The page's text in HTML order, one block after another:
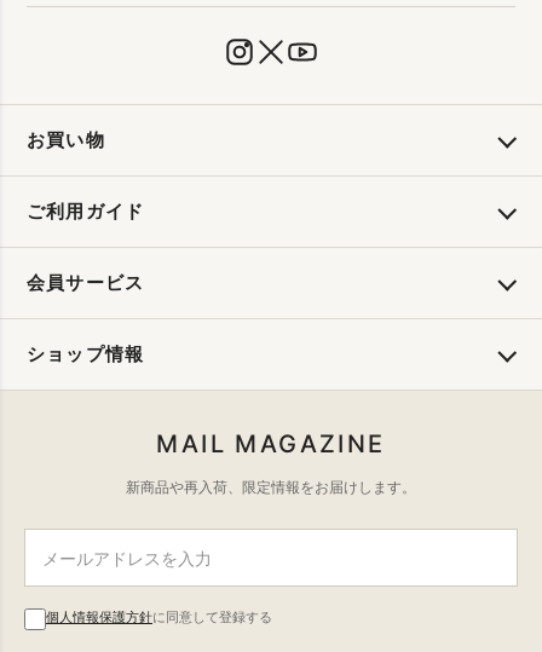
お買い物
ご利用ガイド
会員サービス
ショップ情報
MAIL MAGAZINE
新商品や再入荷、限定情報をお届けします。
個人情報保護方針に同意して登録する